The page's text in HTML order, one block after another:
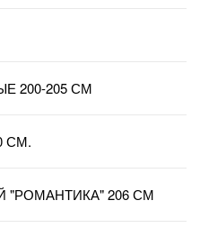
200-205 СМ
СМ.
"РОМАНТИКА" 206 СМ